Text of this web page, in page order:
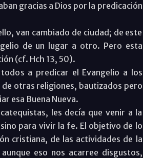
gracias a Dios por la predicación
van cambiado de ciudad; de este
de un lugar a otro. Pero esta
(cf. Hch 13, 50).
a predicar el Evangelio a los
otras religiones, bautizados pero
esa Buena Nueva.
les decía que venir a la
para vivir la fe. El objetivo de lo
cristiana, de las actividades de la
eso nos acarree disgustos,